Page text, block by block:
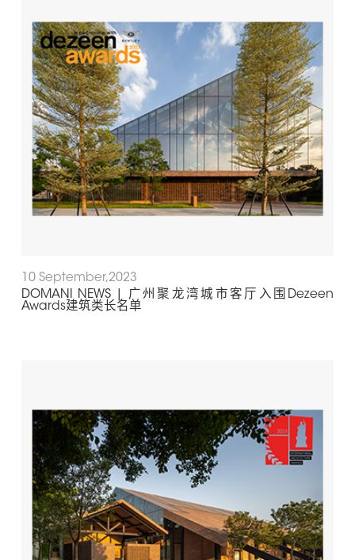
10 September,2023
DOMANI NEWS | 广州聚龙湾城市客厅入围Dezeen
Awards建筑类长名单